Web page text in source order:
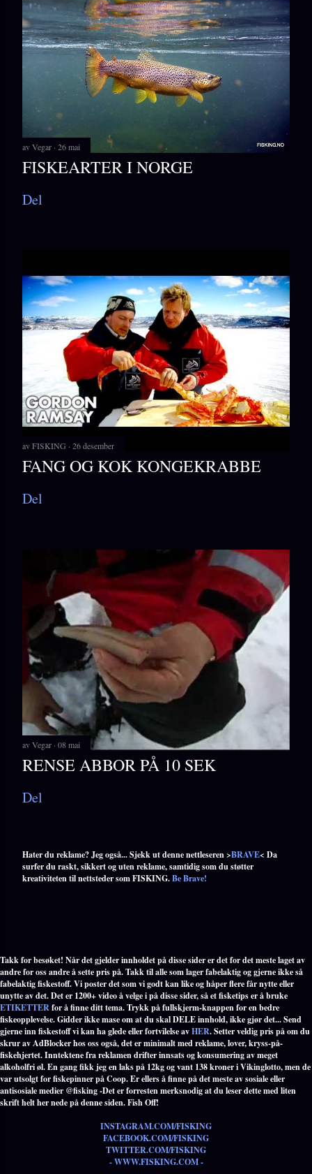
avVegar 26 mai
FISKEARTER I NORGE
Del
avFISKING 26 desember
FANG OG KOK KONGEKRABBE
Del
avVegar 08 mai
RENSE ABBOR PÅ 10 SEK
Del
Hater du reklame? Jeg også... Sjekk ut denne nettleseren >BRAVE< Da
surfer du raskt, sikkert og uten reklame, samtidig som du støtter
kreativiteten til nettsteder som FISKING.Be Brave!
Takk for besøket! Når det gjelder innholdet på disse sider er det for det meste laget av
andre for oss andre å sette pris på. Takk til alle som lager fabelaktig og gjerne ikke så
fabelaktig fiskestoff. Vi poster det som vi godt kan like og håper flere får nytte eller
unytte av det. Det er 1200+ video å velge i på disse sider, så et fisketips er å bruke
ETIKETTERfor å finne ditt tema. Trykk på fullskjerm-knappen for en bedre
fiskeopplevelse. Gidder ikke mase om at du skal DELE innhold, ikke gjør det... Send
gjerne inn fiskestoff vi kan ha glede eller fortvilelse avHER. Setter veldig pris på om du
skrur av AdBlocker hos oss også, det er minimalt med reklame, lover, kryss-på-
fiskehjertet. Inntektene fra reklamen drifter innsats og konsumering av meget
alkoholfri øl. En gang fikk jeg en laks på 12kg og vant 138 kroner i Vikinglotto, men de
var utsolgt for fiskepinner på Coop. Er ellers å finne på det meste av sosiale eller
antisosiale medier @fisking -Det er forresten merksnodig at du leser dette med liten
skrift helt her nede på denne siden. Fish Off!
INSTAGRAM.COM/FISKING
FACEBOOK.COM/FISKING
TWITTER.COM/FISKING
- WWW.FISKING.COM -